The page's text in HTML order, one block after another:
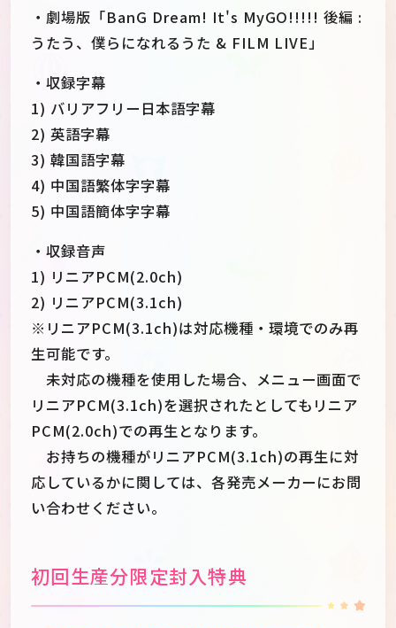
・劇場版「BanG Dream! It's MyGO!!!!! 後編 :
うたう、僕らになれるうた & FILM LIVE」
・収録字幕
1) バリアフリー日本語字幕
2) 英語字幕
3) 韓国語字幕
4) 中国語繁体字字幕
5) 中国語簡体字字幕
・収録音声
1) リニアPCM(2.0ch)
2) リニアPCM(3.1ch)
※リニアPCM(3.1ch)は対応機種・環境でのみ再
生可能です。
未対応の機種を使用した場合、メニュー画面で
リニアPCM(3.1ch)を選択されたとしてもリニア
PCM(2.0ch)での再生となります。
お持ちの機種がリニアPCM(3.1ch)の再生に対
応しているかに関しては、各発売メーカーにお問
い合わせください。
初回生産分限定封入特典